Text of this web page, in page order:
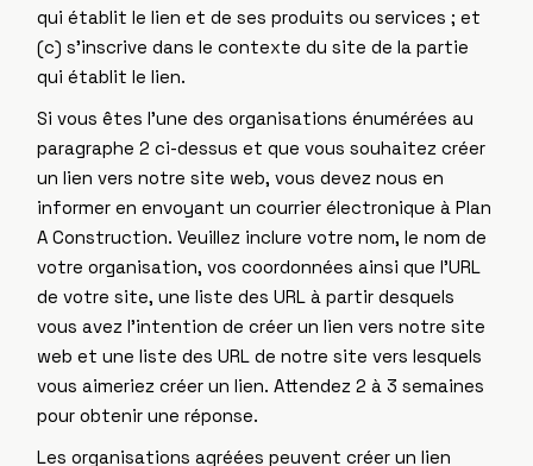
qui établit le lien et de ses produits ou services ; et
(c) s’inscrive dans le contexte du site de la partie
qui établit le lien.
Si vous êtes l’une des organisations énumérées au
paragraphe 2 ci-dessus et que vous souhaitez créer
un lien vers notre site web, vous devez nous en
informer en envoyant un courrier électronique à Plan
A Construction. Veuillez inclure votre nom, le nom de
votre organisation, vos coordonnées ainsi que l’URL
de votre site, une liste des URL à partir desquels
vous avez l’intention de créer un lien vers notre site
web et une liste des URL de notre site vers lesquels
vous aimeriez créer un lien. Attendez 2 à 3 semaines
pour obtenir une réponse.
Les organisations agréées peuvent créer un lien